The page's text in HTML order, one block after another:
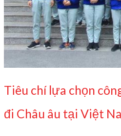
Tiêu chí lựa chọn
đi Châu âu tại Việt